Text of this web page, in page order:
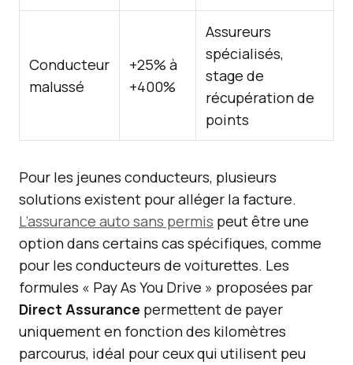
Conducteur
malussé
+25% à
+400%
Assureurs
spécialisés,
stage de
récupération de
points
Pour les jeunes conducteurs, plusieurs
solutions existent pour alléger la facture.
L’assurance auto sans permis peut être une
option dans certains cas spécifiques, comme
pour les conducteurs de voiturettes. Les
formules « Pay As You Drive » proposées par
Direct Assurance permettent de payer
uniquement en fonction des kilomètres
parcourus, idéal pour ceux qui utilisent peu